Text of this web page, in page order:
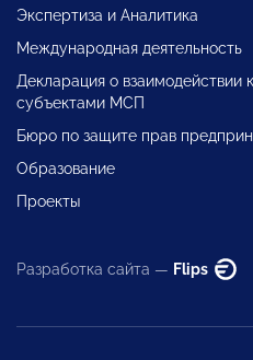
Экспертиза и Аналитика
Международная деятельность
Декларация о взаимодействии
субъектами МСП
Бюро по защите прав
Образование
Проекты
Разработка сайта — Flips